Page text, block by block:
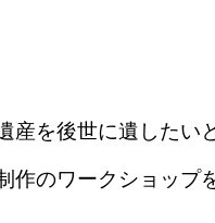
産を後世に遺したい
作のワークショップ